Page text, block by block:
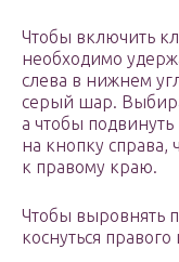
Чтобы включить
необходимо
слева в нижнем
серый шар.
а чтобы
на кнопку справа,
к правому краю.
Чтобы выровнять
коснуться